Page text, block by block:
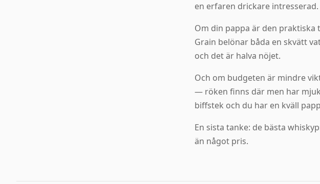
en erfaren drickare intresserad.
Om din pappa är den praktiska
Grain belönar båda en skvätt
och det är halva nöjet.
Och om budgeten är mindre
— röken finns där men har
biffstek och du har en kväll
En sista tanke: de bästa
än något pris.